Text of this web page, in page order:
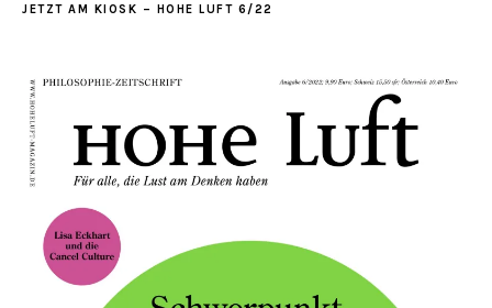
JETZT AM KIOSK – HOHE LUFT 6/22